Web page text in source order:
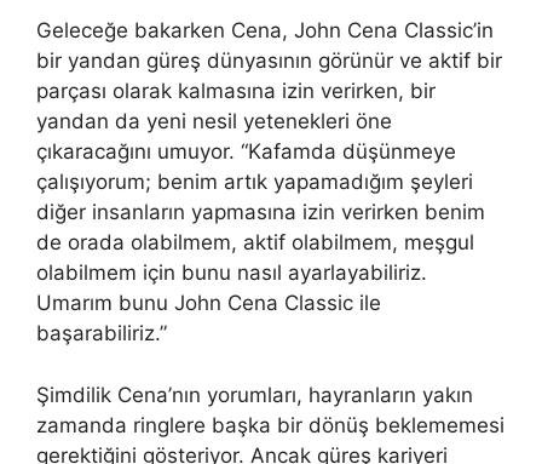
Geleceğe bakarken Cena, John Cena Classic’in
bir yandan güreş dünyasının görünür ve aktif bir
parçası olarak kalmasına izin verirken, bir
yandan da yeni nesil yetenekleri öne
çıkaracağını umuyor. “Kafamda düşünmeye
çalışıyorum; benim artık yapamadığım şeyleri
diğer insanların yapmasına izin verirken benim
de orada olabilmem, aktif olabilmem, meşgul
olabilmem için bunu nasıl ayarlayabiliriz.
Umarım bunu John Cena Classic ile
başarabiliriz.”
Şimdilik Cena’nın yorumları, hayranların yakın
zamanda ringlere başka bir dönüş beklememesi
gerektiğini gösteriyor. Ancak güreş kariyeri